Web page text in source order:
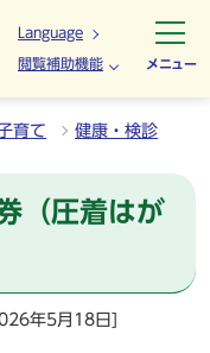
Language
閲覧補助機能 メニュー
育て 健康・検診
（圧着はが
年5月18日]